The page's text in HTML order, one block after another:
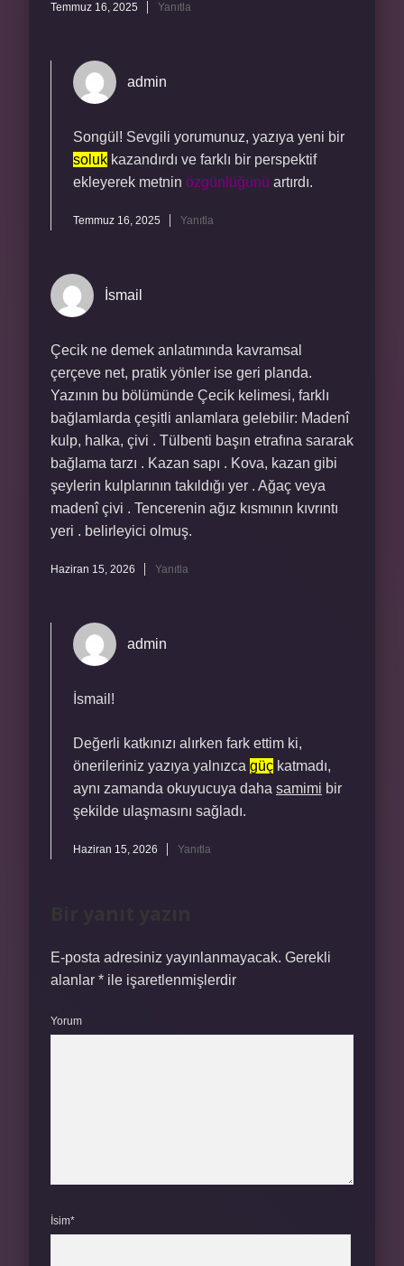
Temmuz 16, 2025 Yanıtla
admin
Songül! Sevgili yorumunuz, yazıya yeni bir
soluk kazandırdı ve farklı bir perspektif
ekleyerek metnin özgünlüğünü artırdı.
Temmuz 16, 2025 Yanıtla
İsmail
Çecik ne demek anlatımında kavramsal
çerçeve net, pratik yönler ise geri planda.
Yazının bu bölümünde Çecik kelimesi, farklı
bağlamlarda çeşitli anlamlara gelebilir: Madenî
kulp, halka, çivi . Tülbenti başın etrafına sararak
bağlama tarzı . Kazan sapı . Kova, kazan gibi
şeylerin kulplarının takıldığı yer . Ağaç veya
madenî çivi . Tencerenin ağız kısmının kıvrıntı
yeri . belirleyici olmuş.
Haziran 15, 2026 Yanıtla
admin
İsmail!
Değerli katkınızı alırken fark ettim ki,
önerileriniz yazıya yalnızca güç katmadı,
aynı zamanda okuyucuya daha samimi bir
şekilde ulaşmasını sağladı.
Haziran 15, 2026 Yanıtla
E-posta adresiniz yayınlanmayacak. Gerekli
alanlar * ile işaretlenmişlerdir
Yorum
İsim*